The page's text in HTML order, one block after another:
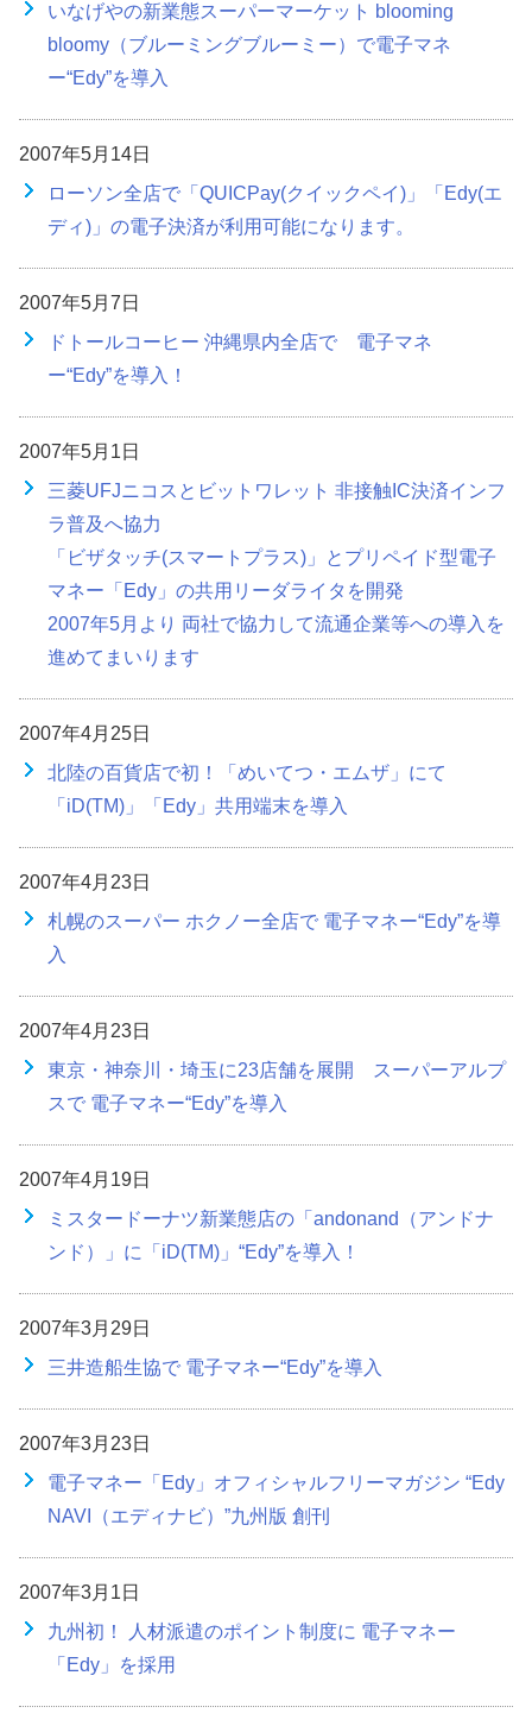
いなげやの新業態スーパーマーケット blooming
bloomy（ブルーミングブルーミー）で電子マネ
ー“Edy”を導入
2007年5月14日
ローソン全店で「QUICPay(クイックペイ)」「Edy(エ
ディ)」の電子決済が利用可能になります。
2007年5月7日
ドトールコーヒー 沖縄県内全店で 電子マネ
ー“Edy”を導入！
2007年5月1日
三菱UFJニコスとビットワレット 非接触IC決済インフ
ラ普及へ協力
「ビザタッチ(スマートプラス)」とプリペイド型電子
マネー「Edy」の共用リーダライタを開発
2007年5月より 両社で協力して流通企業等への導入を
進めてまいります
2007年4月25日
北陸の百貨店で初！「めいてつ・エムザ」にて
「iD(TM)」「Edy」共用端末を導入
2007年4月23日
札幌のスーパー ホクノー全店で 電子マネー“Edy”を導
入
2007年4月23日
東京・神奈川・埼玉に23店舗を展開 スーパーアルプ
スで 電子マネー“Edy”を導入
2007年4月19日
ミスタードーナツ新業態店の「andonand（アンドナ
ンド）」に「iD(TM)」“Edy”を導入！
2007年3月29日
三井造船生協で 電子マネー“Edy”を導入
2007年3月23日
電子マネー「Edy」オフィシャルフリーマガジン “Edy
NAVI（エディナビ）”九州版 創刊
2007年3月1日
九州初！ 人材派遣のポイント制度に 電子マネー
「Edy」を採用